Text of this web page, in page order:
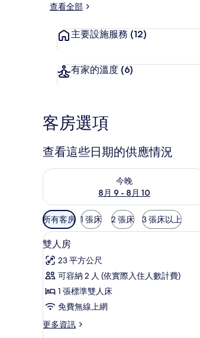
查看全部
主要設施服務 (12)
有家的溫度 (6)
客房選項
查看這些日期的供應情況
今晚
8月 9 - 8月 10
查看今晚 (8月 9 - 8月 10) 的供應情況
可
用
的
客
房
篩
選
條
件
所有客房 1 張床 2 張床 3 張床以上
顯
示
雙
人
房
所
高級寢具
11
雙人房
23 平方公尺
可容納 2 人 (依實際入住人數計費)
1 張標準雙人床
免費無線上網
更多資訊
更